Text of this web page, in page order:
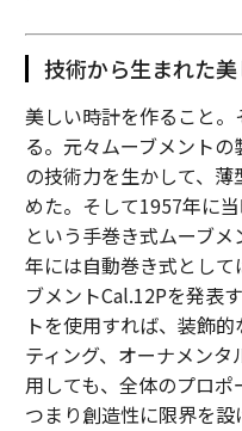
技術から生まれた
美しい時計を作ること
る。元々ムーブメント
の技術力を生かして、
めた。そして1957年に
という手巻き式ムーブ
年には自動巻き式とし
ブメントCal.12Pを発表
トを使用すれば、装飾
ティング、オーナメン
用しても、全体のプロポ
つまり創造性に限界を設